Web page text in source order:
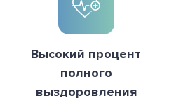
Высокий процент
полного
выздоровления